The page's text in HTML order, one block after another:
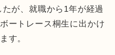
が、就職から1年が経過
ートレース桐生に出かけ
す。